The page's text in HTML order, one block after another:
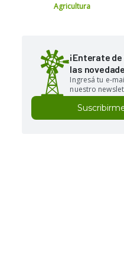
Agricultura
¡Enterate
las
Ingresá tu e-
nuestro